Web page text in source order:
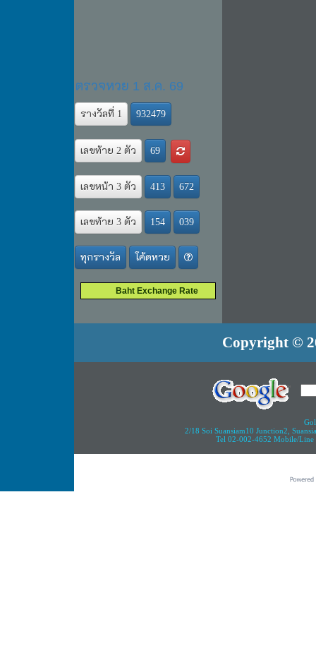
Baht Exchange Rate
Copyright ©
2/18 Soi Suansiam10 Junction2,
Tel 02-002-4652 Mobile/